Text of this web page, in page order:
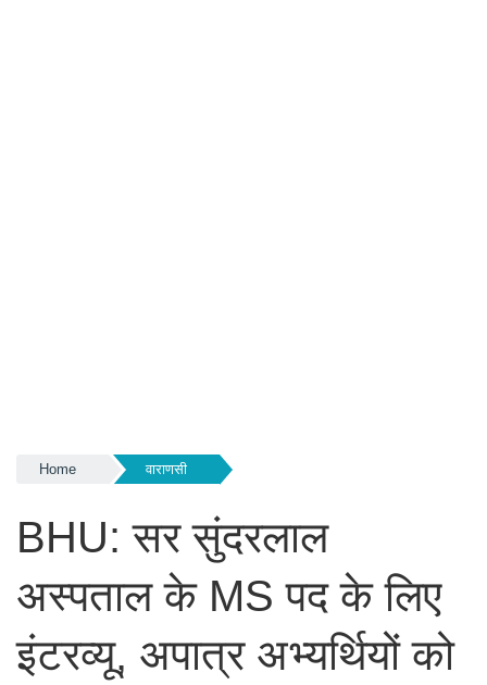
Home वाराणसी
BHU: सर सुंदरलाल
अस्पताल के MS पद के लिए
इंटरव्यू, अपात्र अभ्यर्थियों को